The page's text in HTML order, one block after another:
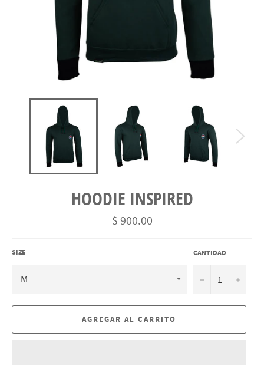
HOODIE INSPIRED
Precio
habitual
$ 900.00
SIZE CANTIDAD
− +
AGREGAR AL CARRITO